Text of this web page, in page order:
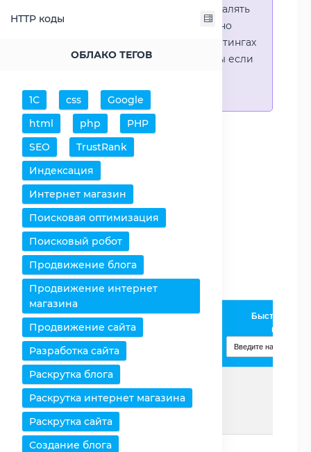
HTTP коды
ОБЛАКО ТЕГОВ
1С css
Google
html
php
PHP
SEO
TrustRank
Индексация
Интернет магазин
Поисковая оптимизация
Поисковый робот
Продвижение блога
Продвижение интернет
магазина
Продвижение сайта
Разработка сайта
Раскрутка блога
Раскрутка интернет магазина
Раскрутка сайта
Создание блога
позволяет выборочно удалять
процессоры или наглядно
видеть результаты в рейтингах
(Во избежении путаницы если
процессоров)
Добавить процессоры
Очистить таблицу
Снять все выделения
Оставить только
выбранное
Удалить выбранное
Процессоры /
Характеристики
AMD
Быстрое
Страница Подробнее